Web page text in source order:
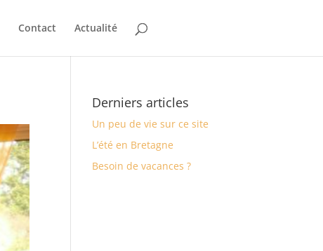
Contact Actualité
Derniers articles
Un peu de vie sur ce site
L’été en Bretagne
Besoin de vacances ?